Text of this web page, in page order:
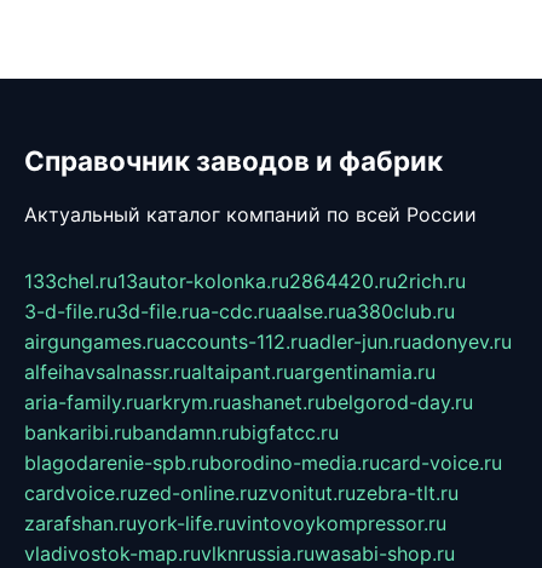
Справочник заводов и фабрик
Актуальный каталог компаний по всей России
133chel.ru13autor-kolonka.ru2864420.ru2rich.ru
3-d-file.ru3d-file.rua-cdc.ruaalse.rua380club.ru
airgungames.ruaccounts-112.ruadler-jun.ruadonyev.ru
alfeihavsalnassr.rualtaipant.ruargentinamia.ru
aria-family.ruarkrym.ruashanet.rubelgorod-day.ru
bankaribi.rubandamn.rubigfatcc.ru
blagodarenie-spb.ruborodino-media.rucard-voice.ru
cardvoice.ruzed-online.ruzvonitut.ruzebra-tlt.ru
zarafshan.ruyork-life.ruvintovoykompressor.ru
vladivostok-map.ruvlknrussia.ruwasabi-shop.ru